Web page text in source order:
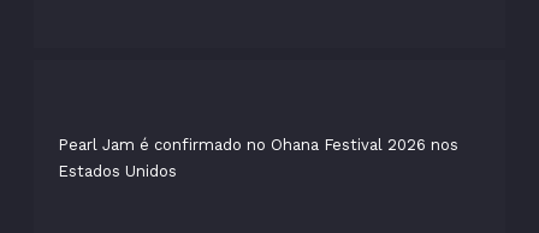
Pearl Jam é confirmado no Ohana Festival 2026 nos
Estados Unidos